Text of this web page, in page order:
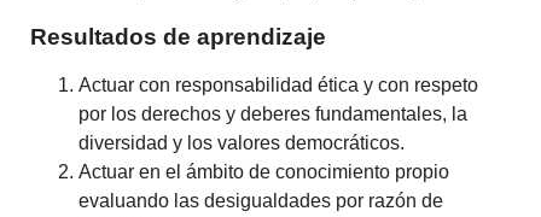
Resultados de aprendizaje
Actuar con responsabilidad ética y con respeto
por los derechos y deberes fundamentales, la
diversidad y los valores democráticos.
Actuar en el ámbito de conocimiento propio
evaluando las desigualdades por razón de